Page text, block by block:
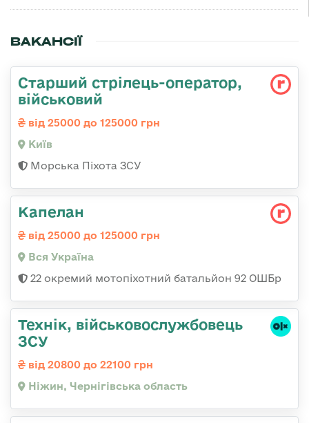
ВАКАНСІЇ
Стаpший стpілець-опеpатоp,
військовий
від 25000 до 125000 грн
Київ
Морська Піхота ЗСУ
Капелан
від 25000 до 125000 грн
Вся Україна
22 окремий мотопіхотний батальйон 92 ОШБр
Технік, військовослужбовець
ЗСУ
від 20800 до 22100 грн
Ніжин, Чернігівська область